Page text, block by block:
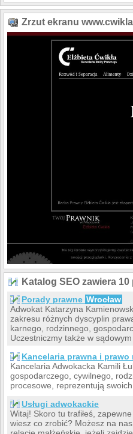
Zrzut ekranu
Katalog SEO zawiera
Porady prawne Wrocław
Adwokat Katarzyna
zakresu różnych dyscyplin
karnego, rodzinnego,
Uczestniczmy także w
Kancelaria prawna i prawo
Kancelaria Adwokacka Kamili
gospodarczego, cywilnego,
procesowe, reprezentują
Usługi adwokackie
Witaj! Skoro tu trafiłeś,
wiesz co zrobić? Możesz na